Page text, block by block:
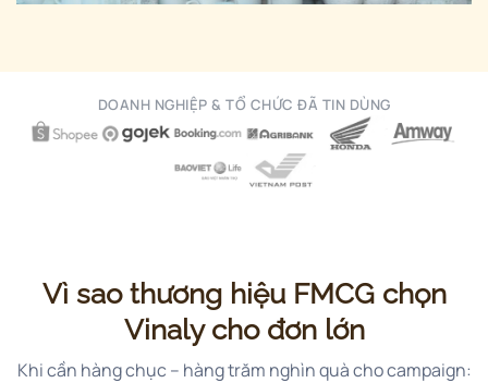
DOANH NGHIỆP & TỔ CHỨC ĐÃ TIN DÙNG
Vì sao thương hiệu FMCG chọn
Vinaly cho đơn lớn
Khi cần hàng chục – hàng trăm nghìn quà cho campaign: